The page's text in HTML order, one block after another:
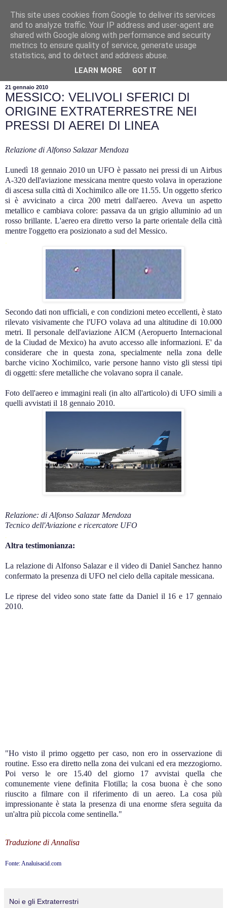
21 gennaio 2010
MESSICO: VELIVOLI SFERICI DI
ORIGINE EXTRATERRESTRE NEI
PRESSI DI AEREI DI LINEA
Relazione di Alfonso Salazar Mendoza
Lunedì 18 gennaio 2010 un UFO è passato nei pressi di un Airbus
A-320 dell'aviazione messicana mentre questo volava in operazione
di ascesa sulla città di Xochimilco alle ore 11.55. Un oggetto sferico
si è avvicinato a circa 200 metri dall'aereo. Aveva un aspetto
metallico e cambiava colore: passava da un grigio alluminio ad un
rosso brillante. L'aereo era diretto verso la parte orientale della città
mentre l'oggetto era posizionato a sud del Messico.
.
Secondo dati non ufficiali, e con condizioni meteo eccellenti, è stato
rilevato visivamente che l'UFO volava ad una altitudine di 10.000
metri.Il personale dell'aviazione AICM (Aeropuerto Internacional
de la Ciudad de Mexico) ha avuto accesso alle informazioni. E' da
considerare che in questa zona, specialmente nella zona delle
barche vicino Xochimilco, varie persone hanno visto gli stessi tipi
di oggetti: sfere metalliche che volavano sopra il canale.
Foto dell'aereo e immagini reali (in alto all'articolo) di UFO simili a
quelli avvistati il 18 gennaio 2010.
Relazione: di Alfonso Salazar Mendoza
Tecnico dell'Aviazione e ricercatore UFO
.
Altra testimonianza:
La relazione di Alfonso Salazar e il video di Daniel Sanchez hanno
confermato la presenza di UFO nel cielo della capitale messicana.
Le riprese del video sono state fatte da Daniel il 16 e 17 gennaio
2010.
"Ho visto il primo oggetto per caso, non ero in osservazione di
routine. Esso era diretto nella zona dei vulcani ed era mezzogiorno.
Poi verso le ore 15.40 del giorno 17 avvistai quella che
comunemente viene definita Flotilla; la cosa buona è che sono
riuscito a filmare con il riferimento di un aereo. La cosa più
impressionante è stata la presenza di una enorme sfera seguita da
un'altra più piccola come sentinella."
.
Traduzione di Annalisa
Fonte: Analuisacid.com
Noi e gli Extraterrestri
This site uses cookies from Google to deliver its services
and to analyze traffic. Your IP address and user-agent are
shared with Google along with performance and security
metrics to ensure quality of service, generate usage
statistics, and to detect and address abuse.
LEARN MORE GOT IT